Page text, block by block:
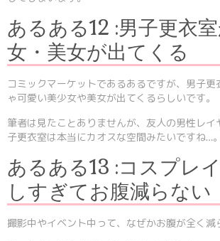
あるある12 :男子更衣
女・美女が出てくる
コミックマーケットであるあるですが、男子更
ゃ可愛い美少女や美女が出てくるらしいです。
筆者は見たことありませんが、友人の男性レイ
子更衣室は本当にカオスな空間みたいですね…。
あるある13 :コスプレ
しすぎてお腹減らない
撮影中やイベント中って、なぜかお腹が全く減